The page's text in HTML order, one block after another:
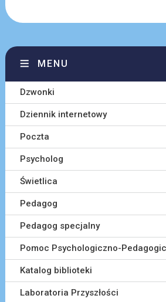
MENU
Dzwonki
Dziennik internetowy
Poczta
Psycholog
Świetlica
Pedagog
Pedagog specjalny
Pomoc Psychologiczno-
Katalog biblioteki
Laboratoria Przyszłości